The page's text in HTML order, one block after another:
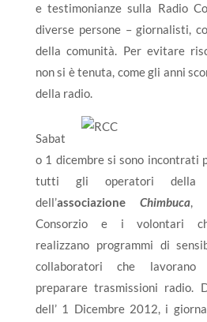
e testimonianze sulla Radio
diverse persone – giornalisti,
della comunità. Per evitare
non si è tenuta, come gli anni
della radio.
Sabat
o 1 dicembre si sono incontrati
tutti gli operatori della
dell’associazioneChimbuca, i
Consorzio e i volontari
realizzano programmi di
collaboratori che lavorano
preparare trasmissioni radio.
dell’ 1 Dicembre 2012, i